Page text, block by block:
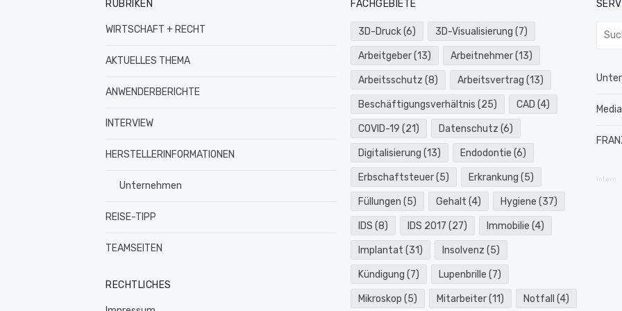
RUBRIKEN
WIRTSCHAFT + RECHT
AKTUELLES THEMA
ANWENDERBERICHTE
INTERVIEW
HERSTELLERINFORMATIONEN
Unternehmen
REISE-TIPP
TEAMSEITEN
RECHTLICHES
FACHGEBIETE
3D-Druck(6) 3D-Visualisierung (7)
Arbeitgeber(13) Arbeitnehmer(13)
Arbeitsschutz (8) Arbeitsvertrag (13)
Beschäftigungsverhältnis (25) CAD (4)
COVID-19 (21) Datenschutz (6)
Digitalisierung (13) Endodontie (6)
Erbschaftsteuer(5) Erkrankung (5)
Füllungen (5) Gehalt (4) Hygiene (37)
IDS (8) IDS 2017 (27) Immobilie (4)
Implantat (31) Insolvenz (5)
Kündigung (7) Lupenbrille (7)
Mikroskop (5) Mitarbeiter(11) Notfall (4)
intern